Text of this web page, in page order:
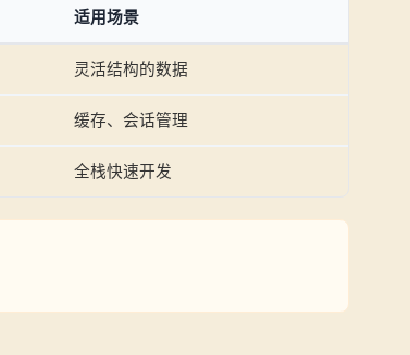
适用场景
灵活结构的数据
缓存、会话管理
全栈快速开发